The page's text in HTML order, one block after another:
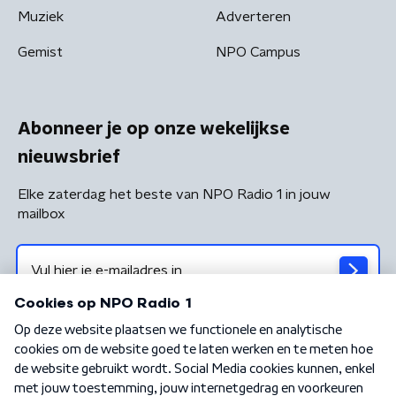
Muziek
Gemist
Adverteren
NPO Campus
Abonneer je op onze wekelijkse
nieuwsbrief
Elke zaterdag het beste van NPO Radio 1 in jouw
mailbox
Algemene voorwaarden